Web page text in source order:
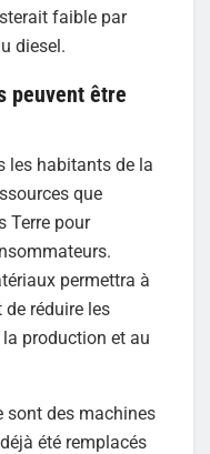
faible par
diesel.
peuvent être
les habitants de la
que
Terre pour
permettra à
réduire les
production et au
des machines
été remplacés